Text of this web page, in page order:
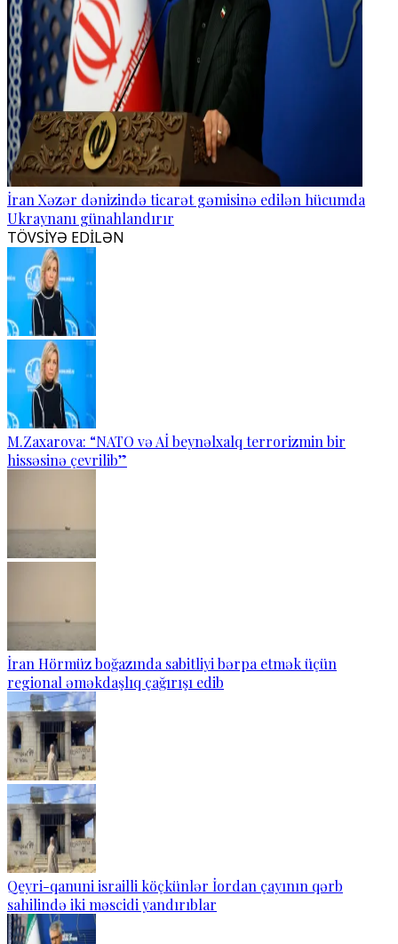
İran Xəzər dənizində ticarət gəmisinə edilən hücumda
Ukraynanı günahlandırır
TÖVSİYƏ EDİLƏN
M.Zaxarova: “NATO və Aİ beynəlxalq terrorizmin bir
hissəsinə çevrilib”
İran Hörmüz boğazında sabitliyi bərpa etmək üçün
regional əməkdaşlıq çağırışı edib
Qeyri-qanuni israilli köçkünlər İordan çayının qərb
sahilində iki məscidi yandırıblar